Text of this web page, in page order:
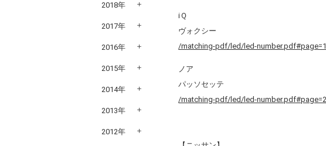
ⅰＱ
ヴォクシー
/matching-pdf/led/led-number.pdf#page=1
ノア
パッソセッテ
/matching-pdf/led/led-number.pdf#page=2
2018年
2017年
2016年
2015年
2014年
2013年
2012年